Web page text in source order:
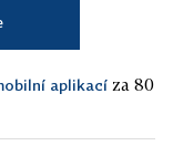
aplikací za 80